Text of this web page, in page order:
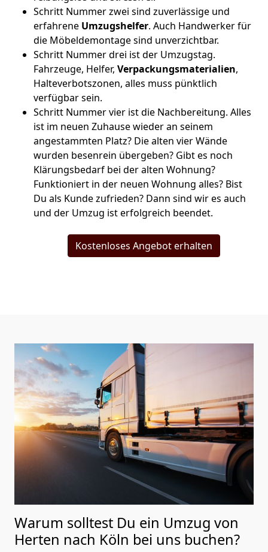
Schritt Nummer zwei sind zuverlässige und
erfahrene Umzugshelfer. Auch Handwerker für
die Möbeldemontage sind unverzichtbar.
Schritt Nummer drei ist der Umzugstag.
Fahrzeuge, Helfer, Verpackungsmaterialien,
Halteverbotszonen, alles muss pünktlich
verfügbar sein.
Schritt Nummer vier ist die Nachbereitung. Alles
ist im neuen Zuhause wieder an seinem
angestammten Platz? Die alten vier Wände
wurden besenrein übergeben? Gibt es noch
Klärungsbedarf bei der alten Wohnung?
Funktioniert in der neuen Wohnung alles? Bist
Du als Kunde zufrieden? Dann sind wir es auch
und der Umzug ist erfolgreich beendet.
Kostenloses Angebot erhalten
Warum solltest Du ein Umzug von
Herten nach Köln bei uns buchen?